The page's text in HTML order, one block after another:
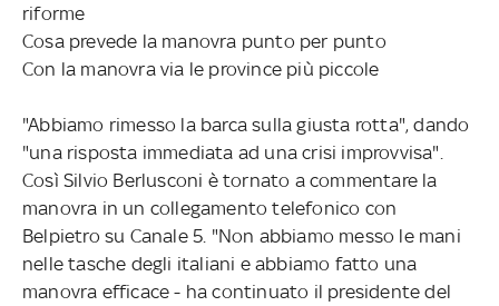
riforme
Cosa prevede la manovra punto per punto
Con la manovra via le province più piccole
"Abbiamo rimesso la barca sulla giusta rotta", dando
"una risposta immediata ad una crisi improvvisa".
Così Silvio Berlusconi è tornato a commentare la
manovra in un collegamento telefonico con
Belpietro su Canale 5. "Non abbiamo messo le mani
nelle tasche degli italiani e abbiamo fatto una
manovra efficace - ha continuato il presidente del